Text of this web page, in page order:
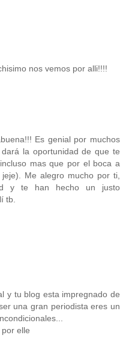
nos vemos por alli!!!!
Es genial por muchos
la oportunidad de que te
mas que por el boca a
Me alegro mucho por ti,
y te han hecho un justo
tb.
y tu blog esta impregnado de
una gran periodista eres un
elle